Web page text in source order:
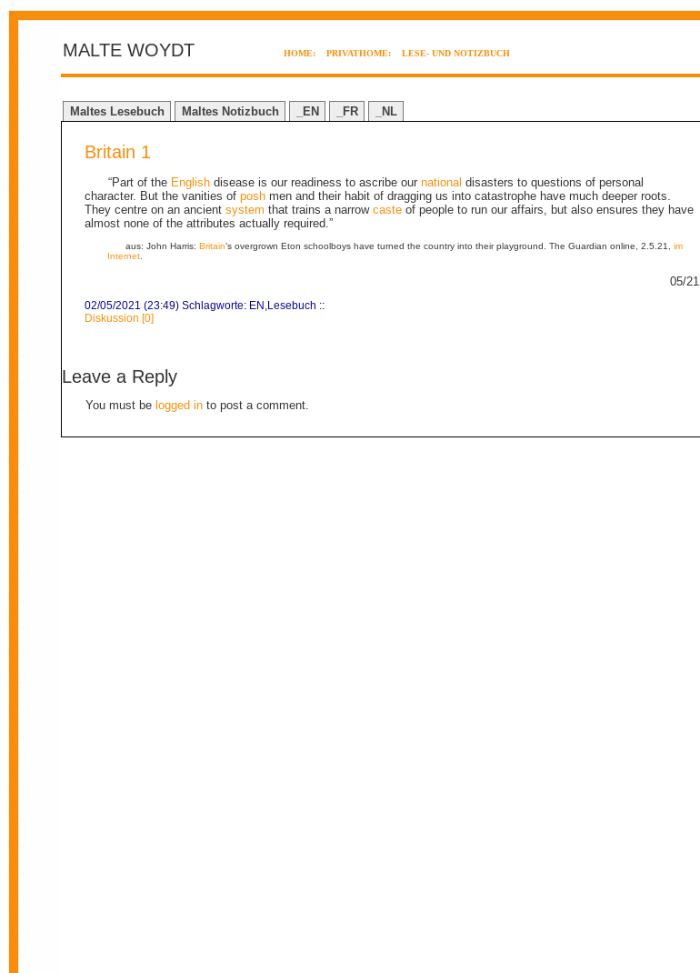
MALTE WOYDT HOME: PRIVATHOME: LESE- UND NOTIZBUCH
Maltes Lesebuch Maltes Notizbuch _EN _FR _NL
Britain 1
“Part of the English disease is our readiness to ascribe ournational disasters to questions of personal
character. But the vanities ofposh men and their habit of dragging us into catastrophe have much deeper roots.
They centre on an ancientsystem that trains a narrowcaste of people to run our affairs, but also ensures they have
almost none of the attributes actually required.”
aus: John Harris: Britain’s overgrown Eton schoolboys have turned the country into their playground. The Guardian online, 2.5.21, im
Internet.
05/21
02/05/2021 (23:49) Schlagworte: EN ,Lesebuch ::
Diskussion [0]
Leave a Reply
You must be logged in to post a comment.